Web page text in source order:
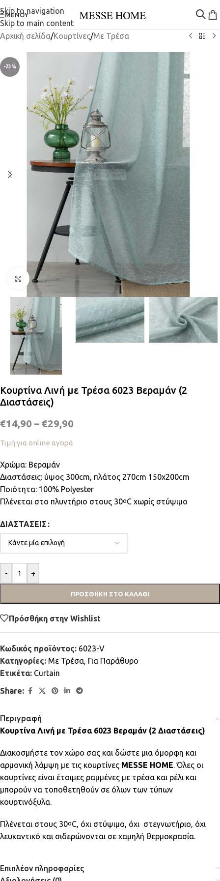
Skip to navigation
Skip to main content
ΜΕΝΟΎ
Αρχική σελίδα/Κουρτίνες/Mε Τρέσα
-23%
Κλικ για μεγέθυνση
Κουρτίνα Λινή με Τρέσα 6023 Βεραμάν (2
Διαστάσεις)
€14,90 – €29,90
Τιμή για online αγορά
Χρώμα: Βεραμάν
Διαστάσεις: ύψος 300cm, πλάτος 270cm 150x200cm
Ποιότητα: 100% Polyester
Πλένεται στο πλυντήριο στους 30οC χωρίς στύψιμο
ΔΙΑΣΤΆΣΕΙΣ
- +
ΠΡΟΣΘΉΚΗ ΣΤΟ ΚΑΛΆΘΙ
Πρόσθήκη στην Wishlist
Κωδικός προϊόντος: 6023-V
Κατηγορίες: Mε Τρέσα, Για Παράθυρο
Ετικέτα: Curtain
Share:
Περιγραφή
Κουρτίνα Λινή με Τρέσα 6023 Βεραμάν (2 Διαστάσεις)
Διακοσμήστε τον χώρο σας και δώστε μια όμορφη και
αρμονική λάμψη με τις κουρτίνες MESSE HOME. Όλες οι
κουρτίνες είναι έτοιμες ραμμένες με τρέσα και ρέλι και
μπορούν να τοποθετηθούν σε όλων των τύπων
κουρτινόξυλα.
Πλένεται στους 30οC, όχι στύψιμο, όχι στεγνωτήριο, όχι
λευκαντικό και σιδερώνονται σε χαμηλή θερμοκρασία.
Επιπλέον πληροφορίες